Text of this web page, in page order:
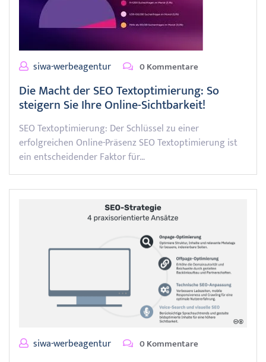
siwa-werbeagentur 0 Kommentare
Die Macht der SEO Textoptimierung: So
steigern Sie Ihre Online-Sichtbarkeit!
SEO Textoptimierung: Der Schlüssel zu einer
erfolgreichen Online-Präsenz SEO Textoptimierung ist
ein entscheidender Faktor für…
siwa-werbeagentur 0 Kommentare